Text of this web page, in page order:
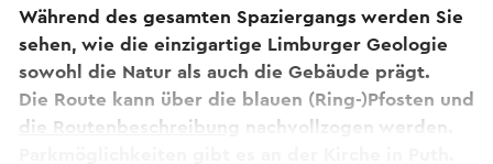
Während des gesamten Spaziergangs werden Sie
sehen, wie die einzigartige Limburger Geologie
sowohl die Natur als auch die Gebäude prägt.
Die Route kann über die blauen (Ring-)Pfosten und
die Routenbeschreibung nachvollzogen werden.